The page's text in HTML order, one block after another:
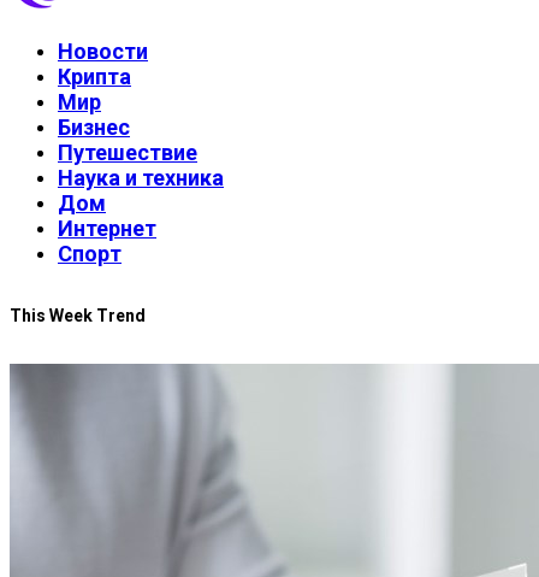
Новости
Крипта
Мир
Бизнес
Путешествие
Наука и техника
Дом
Интернет
Спорт
This Week Trend